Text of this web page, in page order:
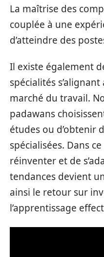
La maîtrise des
couplée à une
d’atteindre des
Il existe également
spécialités
marché du travail.
padawans
études ou d’obtenir
spécialisées. Dans
réinventer et de
tendances devient
ainsi le retour sur
l’apprentissage